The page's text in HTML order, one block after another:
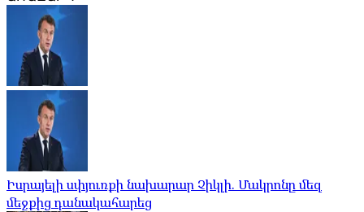
Իսրայելի սփյուռքի նախարար Չիկլի. Մակրոնը մեզ
մեջքից դանակահարեց